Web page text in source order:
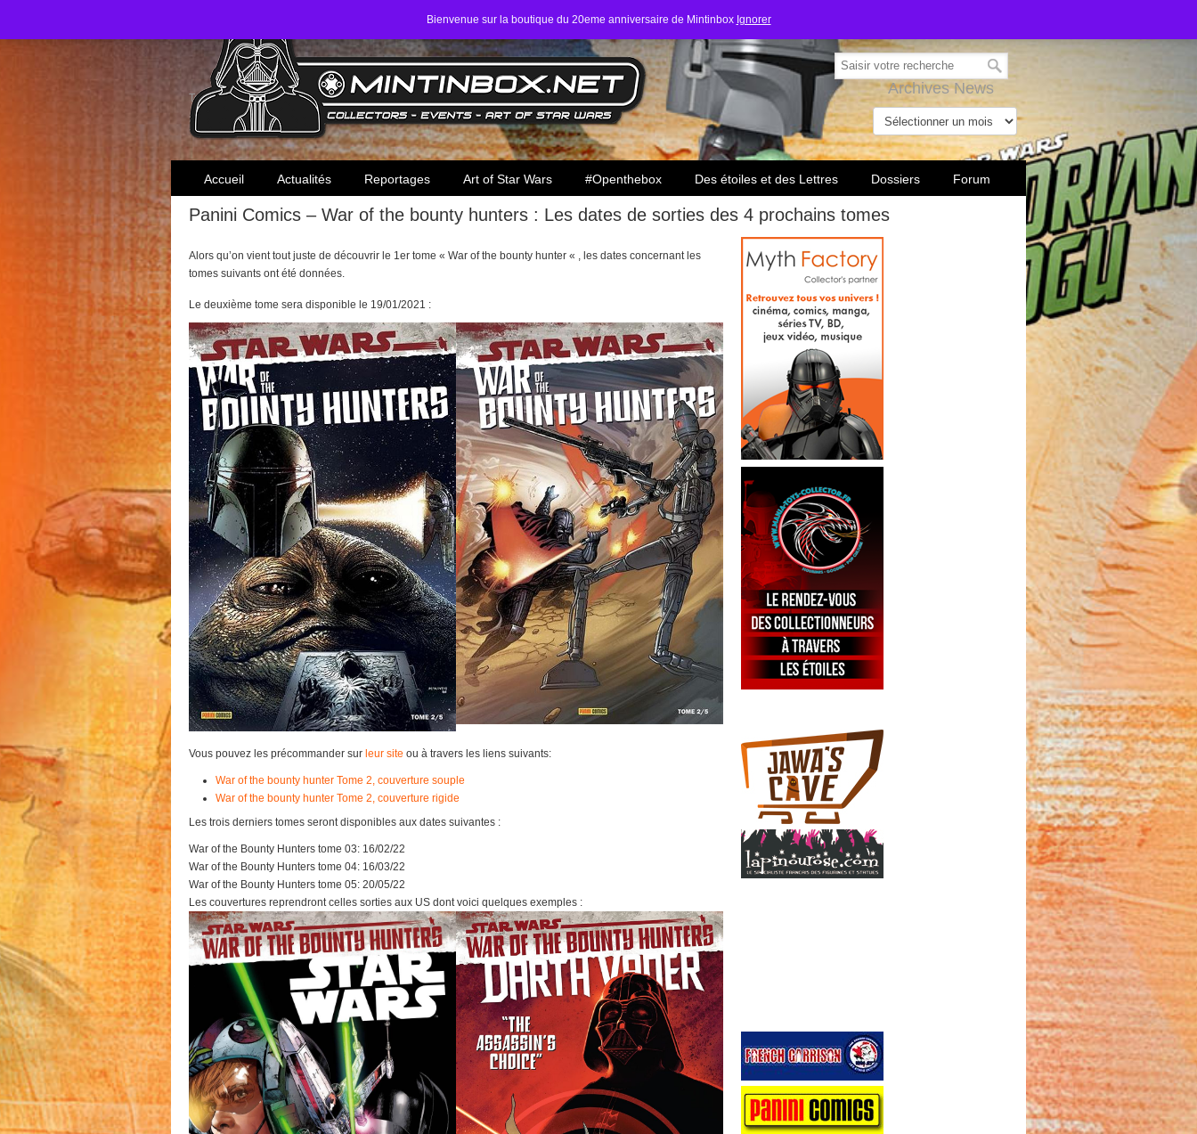
Bienvenue sur la boutique du 20eme anniversaire de Mintinbox Ignorer
Toute l'actualité des collectionneurs Star Wars
Archives News
Accueil Actualités Reportages Art of Star Wars #Openthebox Des étoiles et des Lettres Dossiers Forum
Panini Comics – War of the bounty hunters : Les dates de sorties des 4 prochains tomes
Alors qu’on vient tout juste de découvrir le 1er tome « War of the bounty hunter « , les dates concernant les
tomes suivants ont été données.
Le deuxième tome sera disponible le 19/01/2021 :
Vous pouvez les précommander sur leur site ou à travers les liens suivants:
War of the bounty hunter Tome 2, couverture souple
War of the bounty hunter Tome 2, couverture rigide
Les trois derniers tomes seront disponibles aux dates suivantes :
War of the Bounty Hunters tome 03: 16/02/22
War of the Bounty Hunters tome 04: 16/03/22
War of the Bounty Hunters tome 05: 20/05/22
Les couvertures reprendront celles sorties aux US dont voici quelques exemples :